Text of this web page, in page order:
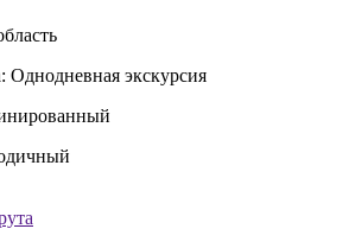
Однодневная экскурсия